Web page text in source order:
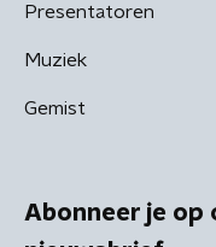
Presentatoren
Muziek
Gemist
Abonneer je op